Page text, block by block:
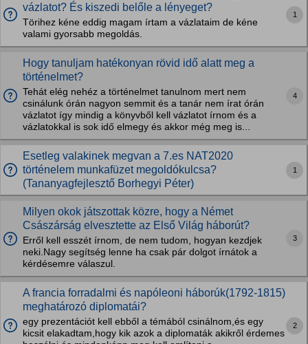
vázlatot? És kiszedi belőle a lényeget?
Törihez kéne eddig magam írtam a vázlataim de kéne
valami gyorsabb megoldás.
1
Hogy tanuljam hatékonyan rövid idő alatt meg a
történelmet?
Tehát elég nehéz a történelmet tanulnom mert nem
csinálunk órán nagyon semmit és a tanár nem írat órán
vázlatot így mindig a könyvből kell vázlatot írnom és a
vázlatokkal is sok idő elmegy és akkor még meg is...
4
Esetleg valakinek megvan a 7.es NAT2020
történelem munkafüzet megoldókulcsa?
(Tananyagfejlesztő Borhegyi Péter)
1
Milyen okok játszottak közre, hogy a Német
Császárság elvesztette az Első Világ háborút?
Erről kell esszét írnom, de nem tudom, hogyan kezdjek
neki.Nagy segítség lenne ha csak pár dolgot írnátok a
kérdésemre válaszul.
3
A francia forradalmi és napóleoni háborúk(1792-1815)
meghatározó diplomatái?
egy prezentációt kell ebből a témából csinálnom,és egy
kicsit elakadtam,hogy kik azok a diplomaták akikről érdemes
2